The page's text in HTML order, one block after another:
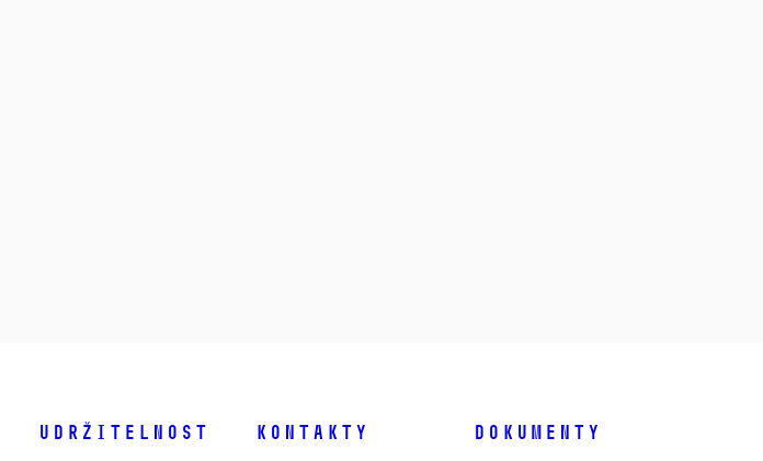
Udržitelnost Kontakty Dokumenty